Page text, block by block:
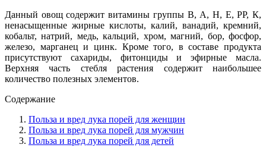
Данный овощ содержит витамины группы В, А, Н, Е, РР, К,
ненасыщенные жирные кислоты, калий, ванадий, кремний,
кобальт, натрий, медь, кальций, хром, магний, бор, фосфор,
железо, марганец и цинк. Кроме того, в составе продукта
присутствуют сахариды, фитонциды и эфирные масла.
Верхняя часть стебля растения содержит наибольшее
количество полезных элементов.
Содержание
Польза и вред лука порей для женщин
Польза и вред лука порей для мужчин
Польза и вред лука порей для детей